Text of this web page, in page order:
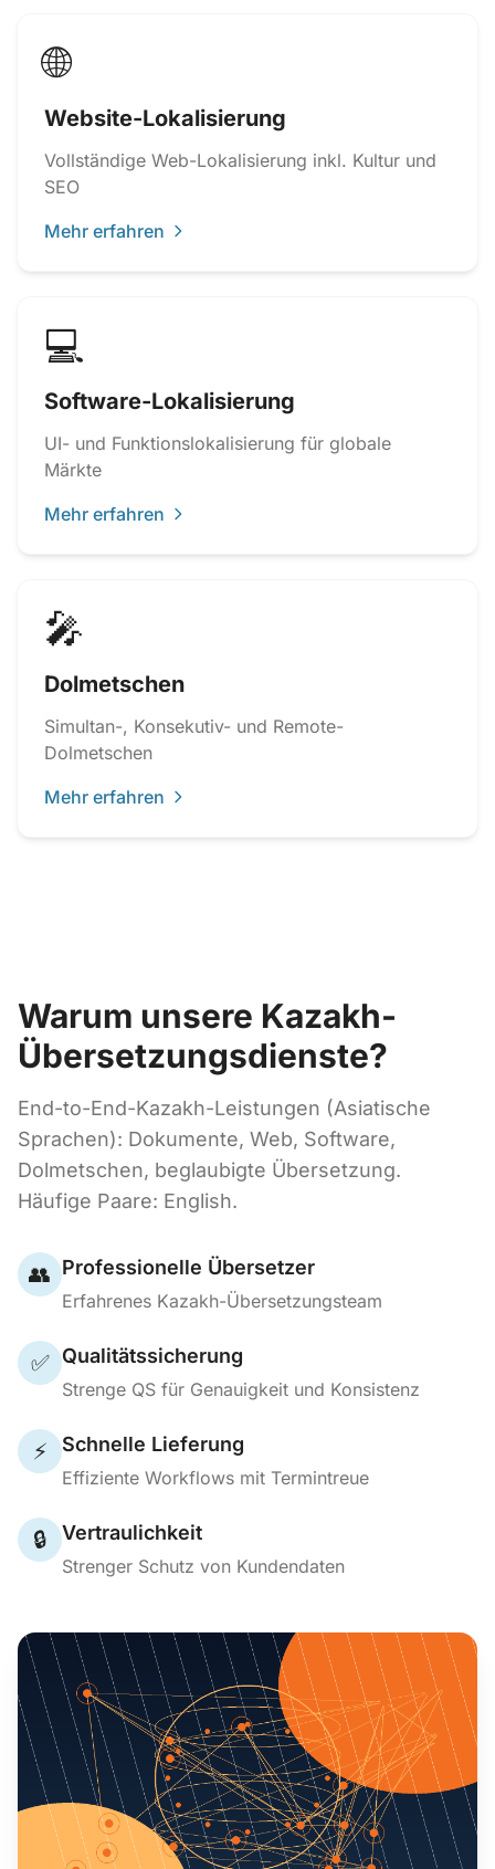
🌐
Website-Lokalisierung
Vollständige Web-Lokalisierung inkl. Kultur und
SEO
Mehr erfahren
💻
Software-Lokalisierung
UI- und Funktionslokalisierung für globale
Märkte
Mehr erfahren
🎤
Dolmetschen
Simultan-, Konsekutiv- und Remote-
Dolmetschen
Mehr erfahren
Warum unsere Kazakh-
Übersetzungsdienste?
End-to-End-Kazakh-Leistungen (Asiatische
Sprachen): Dokumente, Web, Software,
Dolmetschen, beglaubigte Übersetzung.
Häufige Paare: English.
👥 Professionelle Übersetzer
Erfahrenes Kazakh-Übersetzungsteam
✅ Qualitätssicherung
Strenge QS für Genauigkeit und Konsistenz
⚡ Schnelle Lieferung
Effiziente Workflows mit Termintreue
🔒 Vertraulichkeit
Strenger Schutz von Kundendaten